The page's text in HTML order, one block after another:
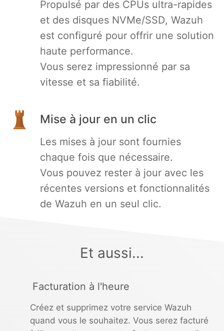
Propulsé par des CPUs ultra-rapides
et des disques NVMe/SSD, Wazuh
est configuré pour offrir une solution
haute performance.
Vous serez impressionné par sa
vitesse et sa fiabilité.
Mise à jour en un clic
Les mises à jour sont fournies
chaque fois que nécessaire.
Vous pouvez rester à jour avec les
récentes versions et fonctionnalités
de Wazuh en un seul clic.
Et aussi...
Facturation à l'heure
Créez et supprimez votre service Wazuh
quand vous le souhaitez. Vous serez facturé